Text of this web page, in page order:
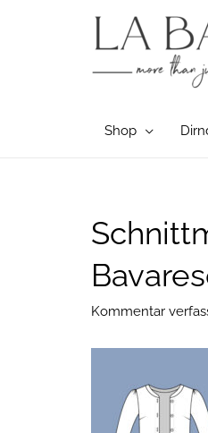
Shop
Kommentar
Post
navigation